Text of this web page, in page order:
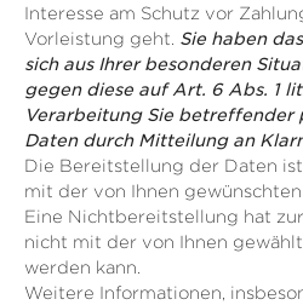
Interesse am Schutz vor
Vorleistung geht. Sie haben
sich aus Ihrer besonderen
gegen diese auf Art. 6 Abs. 1
Verarbeitung Sie betreffender
Daten durch Mitteilung an
Die Bereitstellung der Daten
mit der von Ihnen
Eine Nichtbereitstellung hat
nicht mit der von Ihnen
werden kann.
Weitere Informationen,